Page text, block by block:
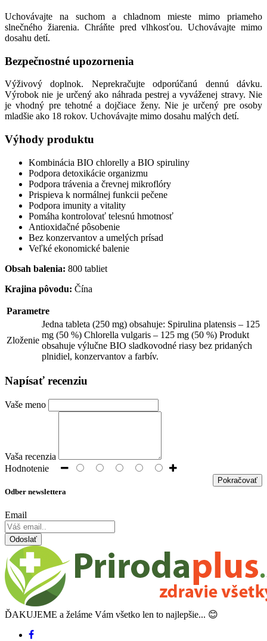
Uchovávajte na suchom a chladnom mieste mimo priameho
slnečného žiarenia. Chráňte pred vlhkosťou. Uchovávajte mimo
dosahu detí.
Bezpečnostné upozornenia
Výživový doplnok. Neprekračujte odporúčanú dennú dávku.
Výrobok nie je určený ako náhrada pestrej a vyváženej stravy. Nie
je vhodný pre tehotné a dojčiace ženy. Nie je určený pre osoby
mladšie ako 18 rokov. Uchovávajte mimo dosahu malých detí.
Výhody produktu
Kombinácia BIO chlorelly a BIO spiruliny
Podpora detoxikácie organizmu
Podpora trávenia a črevnej mikroflóry
Prispieva k normálnej funkcii pečene
Podpora imunity a vitality
Pomáha kontrolovať telesnú hmotnosť
Antioxidačné pôsobenie
Bez konzervantov a umelých prísad
Veľké ekonomické balenie
Obsah balenia: 800 tabliet
Krajina pôvodu: Čína
Parametre
Zloženie
Jedna tableta (250 mg) obsahuje: Spirulina platensis – 125
mg (50 %) Chlorella vulgaris – 125 mg (50 %) Produkt
obsahuje výlučne BIO sladkovodné riasy bez pridaných
plnidiel, konzervantov a farbív.
Napísať recenziu
Vaše meno
Vaša recenzia
Hodnotenie
Pokračovať
Odber newslettera
Email
Odoslať
ĎAKUJEME a želáme Vám všetko len to najlepšie... 😊